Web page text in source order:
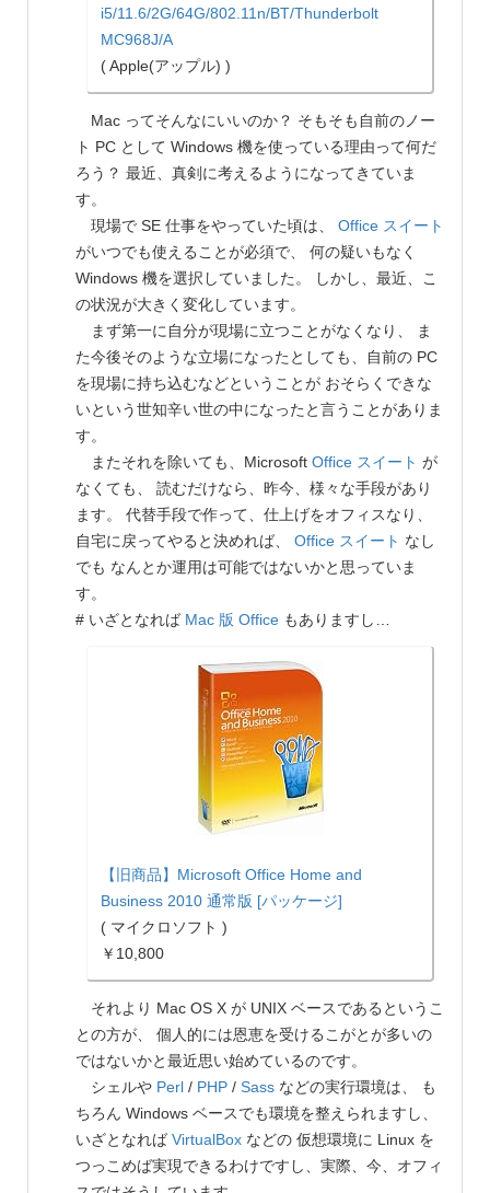
i5/11.6/2G/64G/802.11n/BT/Thunderbolt
MC968J/A
( Apple(アップル) )
Mac ってそんなにいいのか？ そもそも自前のノー
ト PC として Windows 機を使っている理由って何だ
ろう？ 最近、真剣に考えるようになってきていま
す。
現場で SE 仕事をやっていた頃は、 Office スイート
がいつでも使えることが必須で、 何の疑いもなく
Windows 機を選択していました。 しかし、最近、こ
の状況が大きく変化しています。
まず第一に自分が現場に立つことがなくなり、 ま
た今後そのような立場になったとしても、自前の PC
を現場に持ち込むなどということが おそらくできな
いという世知辛い世の中になったと言うことがありま
す。
またそれを除いても、Microsoft Office スイート が
なくても、 読むだけなら、昨今、様々な手段があり
ます。 代替手段で作って、仕上げをオフィスなり、
自宅に戻ってやると決めれば、 Office スイート なし
でも なんとか運用は可能ではないかと思っていま
す。
# いざとなれば Mac 版 Office もありますし…
【旧商品】Microsoft Office Home and
Business 2010 通常版 [パッケージ]
( マイクロソフト )
￥10,800
それより Mac OS X が UNIX ベースであるというこ
との方が、 個人的には恩恵を受けるこがとが多いの
ではないかと最近思い始めているのです。
シェルや Perl / PHP / Sass などの実行環境は、 も
ちろん Windows ベースでも環境を整えられますし、
いざとなれば VirtualBox などの 仮想環境に Linux を
つっこめば実現できるわけですし、実際、今、オフィ